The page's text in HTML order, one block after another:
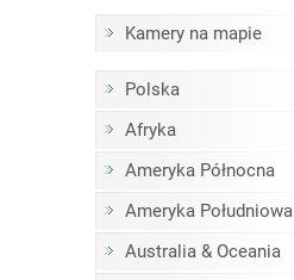
Kamery na mapie
Polska
Afryka
Ameryka Północna
Ameryka Południowa
Australia & Oceania